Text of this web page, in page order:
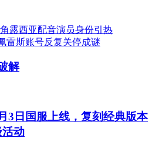
解
3日国服上线，复刻经典版本
活动